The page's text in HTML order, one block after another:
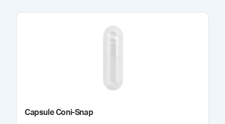
Capsule Coni-Snap